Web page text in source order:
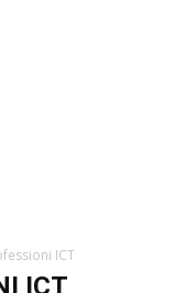
ICT
ICT